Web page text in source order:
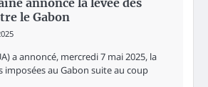
le Gabon
a annoncé, mercredi 7 mai 2025, la
imposées au Gabon suite au coup